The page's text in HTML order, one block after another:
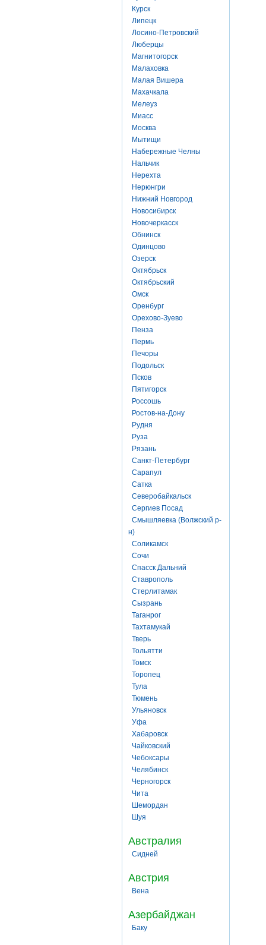
Курск
Липецк
Лосино-Петровский
Люберцы
Магнитогорск
Малаховка
Малая Вишера
Махачкала
Мелеуз
Миасс
Москва
Мытищи
Набережные Челны
Нальчик
Нерехта
Нерюнгри
Нижний Новгород
Новосибирск
Новочеркасск
Обнинск
Одинцово
Озерск
Октябрьск
Октябрьский
Омск
Оренбург
Орехово-Зуево
Пенза
Пермь
Печоры
Подольск
Псков
Пятигорск
Россошь
Ростов-на-Дону
Рудня
Руза
Рязань
Санкт-Петербург
Сарапул
Сатка
Северобайкальск
Сергиев Посад
Смышляевка (Волжский р-
н)
Соликамск
Сочи
Спасск Дальний
Ставрополь
Стерлитамак
Сызрань
Таганрог
Тахтамукай
Тверь
Тольятти
Томск
Торопец
Тула
Тюмень
Ульяновск
Уфа
Хабаровск
Чайковский
Чебоксары
Челябинск
Черногорск
Чита
Шемордан
Шуя
Австралия
Сидней
Австрия
Вена
Азербайджан
Баку